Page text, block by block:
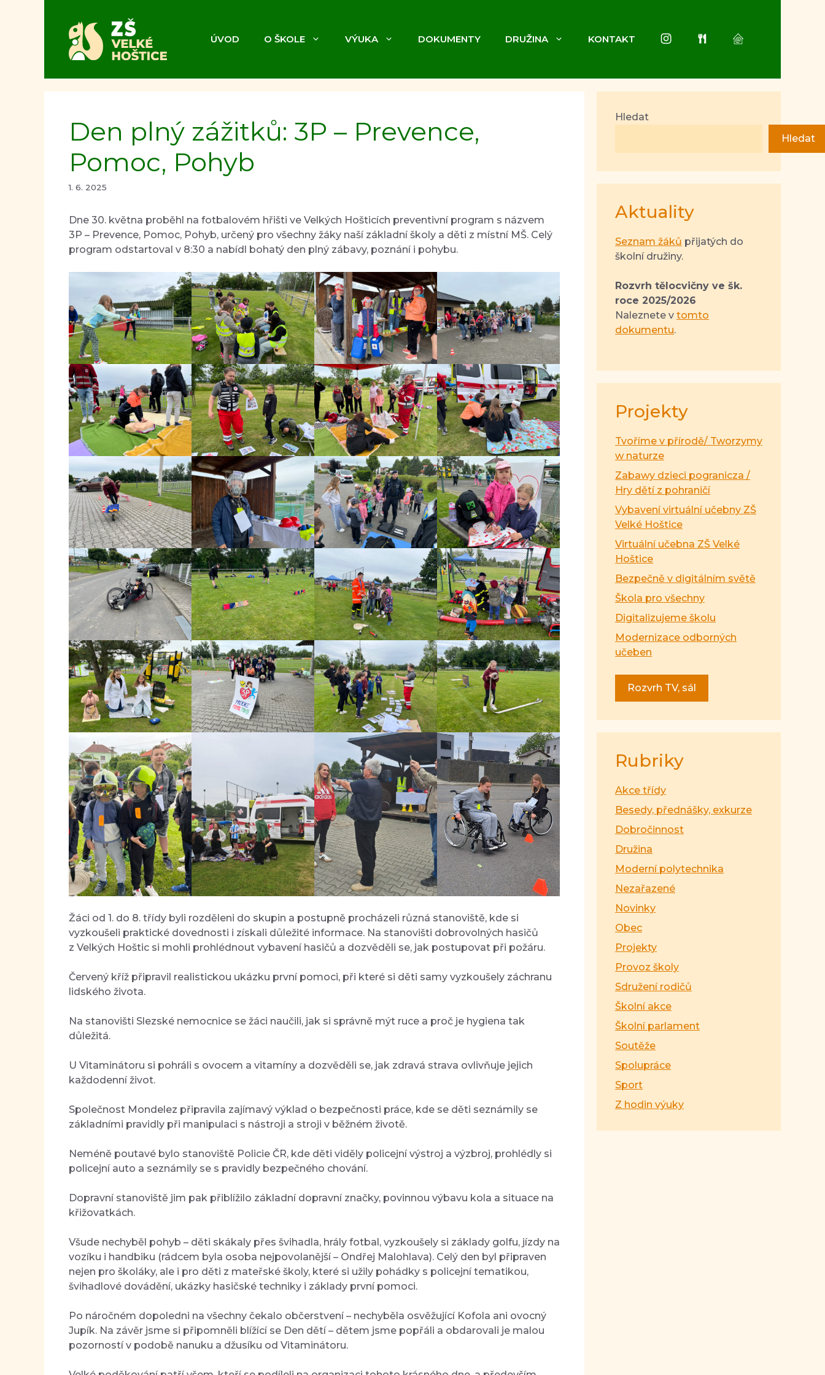
ÚVOD O ŠKOLE VÝUKA DOKUMENTY DRUŽINA KONTAKT INSTAGRAMJÍDELNA
Den plný zážitků: 3P – Prevence,
Pomoc, Pohyb
1. 6. 2025
Dne 30. května proběhl na fotbalovém hřišti ve Velkých Hošticích preventivní program s názvem
3P – Prevence, Pomoc, Pohyb, určený pro všechny žáky naší základní školy a děti z místní MŠ. Celý
program odstartoval v 8:30 a nabídl bohatý den plný zábavy, poznání i pohybu.
Žáci od 1. do 8. třídy byli rozděleni do skupin a postupně procházeli různá stanoviště, kde si
vyzkoušeli praktické dovednosti i získali důležité informace. Na stanovišti dobrovolných hasičů
z Velkých Hoštic si mohli prohlédnout vybavení hasičů a dozvěděli se, jak postupovat při požáru.
Červený kříž připravil realistickou ukázku první pomoci, při které si děti samy vyzkoušely záchranu
lidského života.
Na stanovišti Slezské nemocnice se žáci naučili, jak si správně mýt ruce a proč je hygiena tak
důležitá.
U Vitaminátoru si pohráli s ovocem a vitamíny a dozvěděli se, jak zdravá strava ovlivňuje jejich
každodenní život.
Společnost Mondelez připravila zajímavý výklad o bezpečnosti práce, kde se děti seznámily se
základními pravidly při manipulaci s nástroji a stroji v běžném životě.
Neméně poutavé bylo stanoviště Policie ČR, kde děti viděly policejní výstroj a výzbroj, prohlédly si
policejní auto a seznámily se s pravidly bezpečného chování.
Dopravní stanoviště jim pak přiblížilo základní dopravní značky, povinnou výbavu kola a situace na
křižovatkách.
Všude nechyběl pohyb – děti skákaly přes švihadla, hrály fotbal, vyzkoušely si základy golfu, jízdy na
vozíku i handbiku (rádcem byla osoba nejpovolanější – Ondřej Malohlava). Celý den byl připraven
nejen pro školáky, ale i pro děti z mateřské školy, které si užily pohádky s policejní tematikou,
švihadlové dovádění, ukázky hasičské techniky i základy první pomoci.
Po náročném dopoledni na všechny čekalo občerstvení – nechyběla osvěžující Kofola ani ovocný
Jupík. Na závěr jsme si připomněli blížící se Den dětí – dětem jsme popřáli a obdarovali je malou
pozorností v podobě nanuku a džusíku od Vitaminátoru.
Hledat
Hledat
Aktuality
Seznam žáků přijatých do
školní družiny.
Rozvrh tělocvičny ve šk.
roce 2025/2026
Naleznete v tomto
dokumentu.
Projekty
Tvoříme v přírodě/ Tworzymy
w naturze
Zabawy dzieci pogranicza /
Hry dětí z pohraničí
Vybavení virtuální učebny ZŠ
Velké Hoštice
Virtuální učebna ZŠ Velké
Hoštice
Bezpečně v digitálním světě
Škola pro všechny
Digitalizujeme školu
Modernizace odborných
učeben
Rozvrh TV, sál
Rubriky
Akce třídy
Besedy, přednášky, exkurze
Dobročinnost
Družina
Moderní polytechnika
Nezařazené
Novinky
Obec
Projekty
Provoz školy
Sdružení rodičů
Školní akce
Školní parlament
Soutěže
Spolupráce
Sport
Z hodin výuky